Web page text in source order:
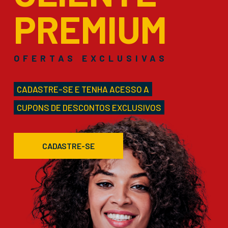
PREMIUM
OFERTAS EXCLUSIVAS
CADASTRE-SE E TENHA ACESSO A
CUPONS DE DESCONTOS EXCLUSIVOS
CADASTRE-SE